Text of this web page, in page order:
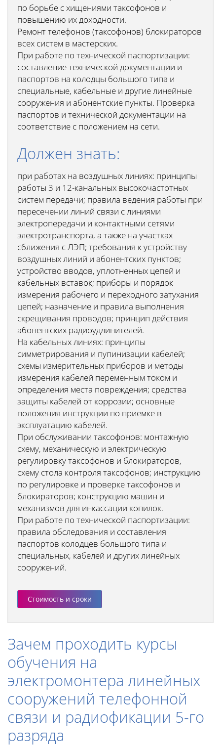
по борьбе с хищениями таксофонов и
повышению их доходности.
Ремонт телефонов (таксофонов) блокираторов
всех систем в мастерских.
При работе по технической паспортизации:
составление технической документации и
паспортов на колодцы большого типа и
специальные, кабельные и другие линейные
сооружения и абонентские пункты. Проверка
паспортов и технической документации на
соответствие с положением на сети.
Должен знать:
при работах на воздушных линиях: принципы
работы 3 и 12-канальных высокочастотных
систем передачи; правила ведения работы при
пересечении линий связи с линиями
электропередачи и контактными сетями
электротранспорта, а также на участках
сближения с ЛЭП; требования к устройству
воздушных линий и абонентских пунктов;
устройство вводов, уплотненных цепей и
кабельных вставок; приборы и порядок
измерения рабочего и переходного затухания
цепей; назначение и правила выполнения
скрещивания проводов; принцип действия
абонентских радиоудлинителей.
На кабельных линиях: принципы
симметрирования и пупинизации кабелей;
схемы измерительных приборов и методы
измерения кабелей переменным током и
определения места повреждения; средства
защиты кабелей от коррозии; основные
положения инструкции по приемке в
эксплуатацию кабелей.
При обслуживании таксофонов: монтажную
схему, механическую и электрическую
регулировку таксофонов и блокираторов,
схему стола контроля таксофонов; инструкцию
по регулировке и проверке таксофонов и
блокираторов; конструкцию машин и
механизмов для инкассации копилок.
При работе по технической паспортизации:
правила обследования и составления
паспортов колодцев большого типа и
специальных, кабелей и других линейных
сооружений.
Стоимость и сроки
Зачем проходить курсы
обучения на
электромонтера линейных
сооружений телефонной
связи и радиофикации 5-го
разряда